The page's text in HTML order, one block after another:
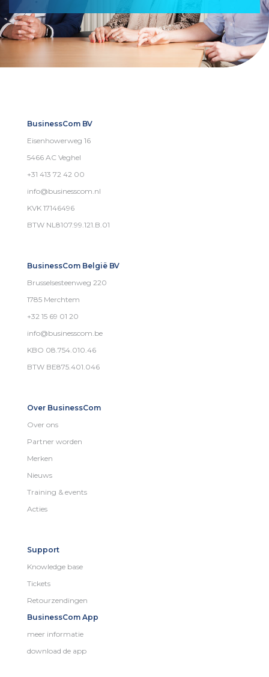
BusinessCom BV
Eisenhowerweg 16
5466 AC Veghel
+31 413 72 42 00
info@businesscom.nl
KVK 17146496
BTW NL8107.99.121.B.01
BusinessCom België BV
Brusselsesteenweg 220
1785 Merchtem
+32 15 69 01 20
info@businesscom.be
KBO 08.754.010.46
BTW BE875.401.046
Over BusinessCom
Over ons
Partner worden
Merken
Nieuws
Training & events
Acties
Support
Knowledge base
Tickets
Retourzendingen
BusinessCom App
meer informatie
download de app